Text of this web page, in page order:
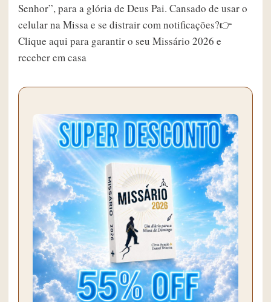
Senhor”, para a glória de Deus Pai. Cansado de usar o
celular na Missa e se distrair com notificações?👉
Clique aqui para garantir o seu Missário 2026 e
receber em casa